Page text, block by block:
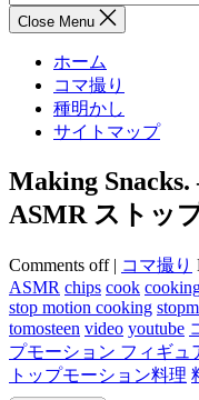
Close Menu
ホーム
コマ撮り
種明かし
サイトマップ
Making
ASMR ストッ
Comments off | コマ撮り
ASMR chips cook
stop motion cooking
tomosteen video youtube
プモーション フィギュ
トップモーション料理